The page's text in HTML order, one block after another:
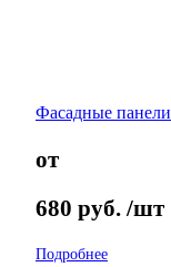
Фасадные
от
680 руб. /шт
Подробнее